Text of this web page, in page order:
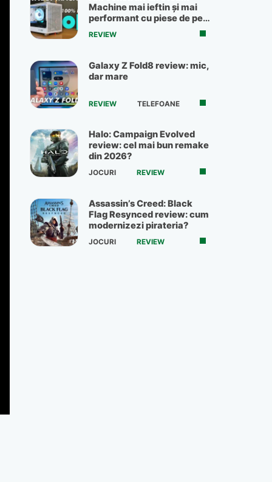
Machine mai ieftin și mai
performant cu piese de pe
OLX
REVIEW
Galaxy Z Fold8 review: mic,
dar mare
REVIEW TELEFOANE
Halo: Campaign Evolved
review: cel mai bun remake
din 2026?
JOCURI REVIEW
Assassin’s Creed: Black
Flag Resynced review: cum
modernizezi pirateria?
JOCURI REVIEW